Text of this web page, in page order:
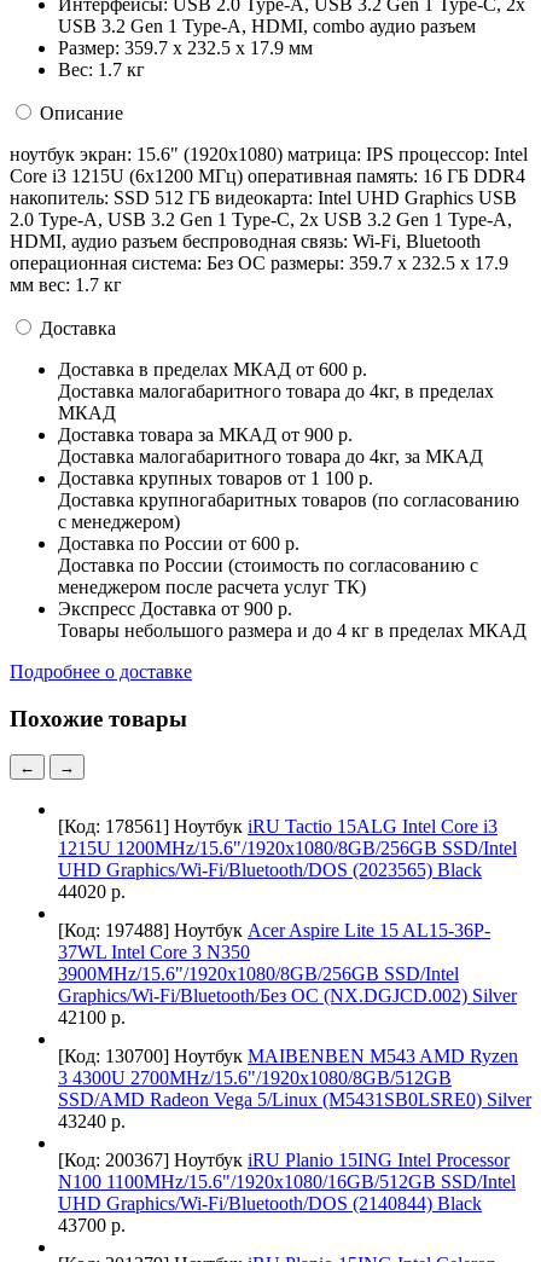
USB 3.2 Gen 1 Type-A, HDMI, combo аудио разъем
Размер: 359.7 х 232.5 х 17.9 мм
Вес: 1.7 кг
Описание
ноутбук экран: 15.6" (1920x1080) матрица: IPS процессор: Intel
Core i3 1215U (6x1200 МГц) оперативная память: 16 ГБ DDR4
накопитель: SSD 512 ГБ видеокарта: Intel UHD Graphics USB
2.0 Type-A, USB 3.2 Gen 1 Type-C, 2x USB 3.2 Gen 1 Type-A,
HDMI, аудио разъем беспроводная связь: Wi-Fi, Bluetooth
операционная система: Без ОС pазмеры: 359.7 х 232.5 х 17.9
мм вес: 1.7 кг
Доставка
Доставка в пределах МКАД от 600 р.
Доставка малогабаритного товара до 4кг, в пределах
МКАД
Доставка товара за МКАД от 900 р.
Доставка малогабаритного товара до 4кг, за МКАД
Доставка крупных товаров от 1 100 р.
Доставка крупногабаритных товаров (по согласованию
с менеджером)
Доставка по России от 600 р.
Доставка по России (стоимость по согласованию с
менеджером после расчета услуг ТК)
Экспресс Доставка от 900 р.
Товары небольшого размера и до 4 кг в пределах МКАД
Подробнее о доставке
Похожие товары
← →
[Код: 178561] Ноутбук iRU Tactio 15ALG Intel Core i3
1215U 1200MHz/15.6"/1920x1080/8GB/256GB SSD/Intel
UHD Graphics/Wi-Fi/Bluetooth/DOS (2023565) Black
44020 р.
[Код: 197488] Ноутбук Acer Aspire Lite 15 AL15-36P-
37WL Intel Core 3 N350
3900MHz/15.6"/1920x1080/8GB/256GB SSD/Intel
Graphics/Wi-Fi/Bluetooth/Без ОС (NX.DGJCD.002) Silver
42100 р.
[Код: 130700] Ноутбук MAIBENBEN M543 AMD Ryzen
3 4300U 2700MHz/15.6"/1920x1080/8GB/512GB
SSD/AMD Radeon Vega 5/Linux (M5431SB0LSRE0) Silver
43240 р.
[Код: 200367] Ноутбук iRU Planio 15ING Intel Processor
N100 1100MHz/15.6"/1920x1080/16GB/512GB SSD/Intel
UHD Graphics/Wi-Fi/Bluetooth/DOS (2140844) Black
43700 р.